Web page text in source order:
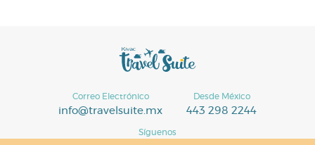
Correo Electrónico
info@travelsuite.mx
Desde México
443 298 2244
Síguenos